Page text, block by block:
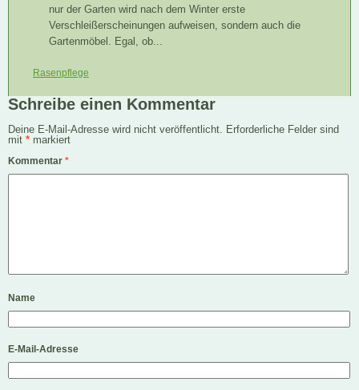
nur der Garten wird nach dem Winter erste
Verschleißerscheinungen aufweisen, sondern auch die
Gartenmöbel. Egal, ob...
Rasenpflege
Schreibe einen Kommentar
Deine E-Mail-Adresse wird nicht veröffentlicht. Erforderliche Felder sind
mit * markiert
Kommentar *
Name
E-Mail-Adresse